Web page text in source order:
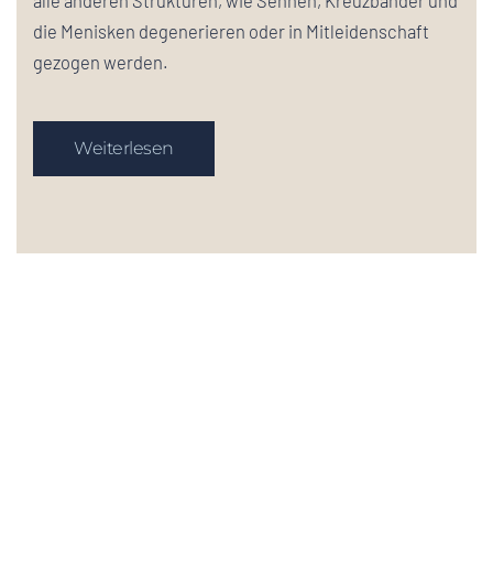
die Menisken degenerieren oder in Mitleidenschaft
gezogen werden.
Weiterlesen